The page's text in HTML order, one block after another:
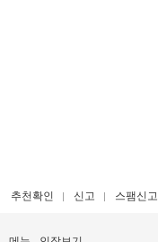
추천확인 신고 스팸신고